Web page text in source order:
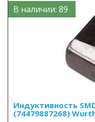
В наличии: 89
Индуктивность
(74479887268)